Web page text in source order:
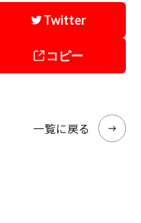
Twitter
コピー
一覧に戻る